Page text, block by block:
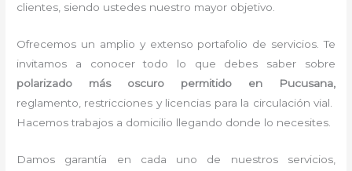
clientes, siendo ustedes nuestro mayor objetivo.
Ofrecemos un amplio y extenso portafolio de servicios. Te
invitamos a conocer todo lo que debes saber sobre
polarizado más oscuro permitido
en Pucusana,
reglamento, restricciones y licencias para la circulación vial.
Hacemos trabajos a domicilio llegando donde lo necesites.
Damos garantía en cada uno de nuestros servicios,